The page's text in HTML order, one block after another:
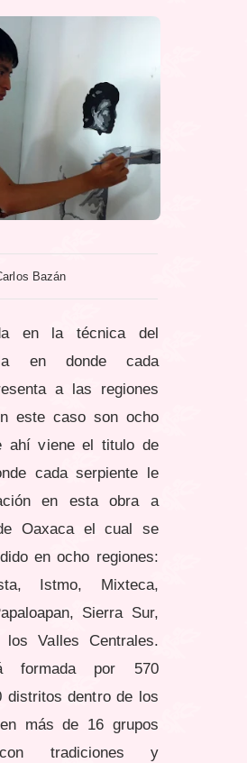
Bazán
en la técnica del
en donde cada
a las regiones
este caso son ocho
ahí viene el titulo de
cada serpiente le
en esta obra a
Oaxaca el cual se
en ocho regiones:
Istmo, Mixteca,
Sierra Sur,
los Valles Centrales.
formada por 570
distritos dentro de los
más de 16 grupos
tradiciones y